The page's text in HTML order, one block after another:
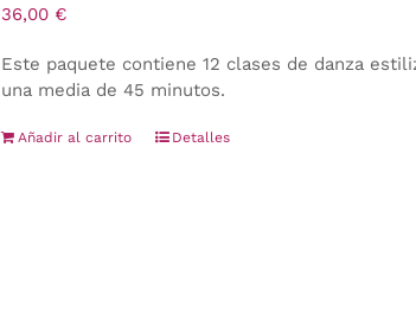
36,00 €
Este paquete contiene 12 clases de danza
una media de 45 minutos.
Añadir al carrito Detalles